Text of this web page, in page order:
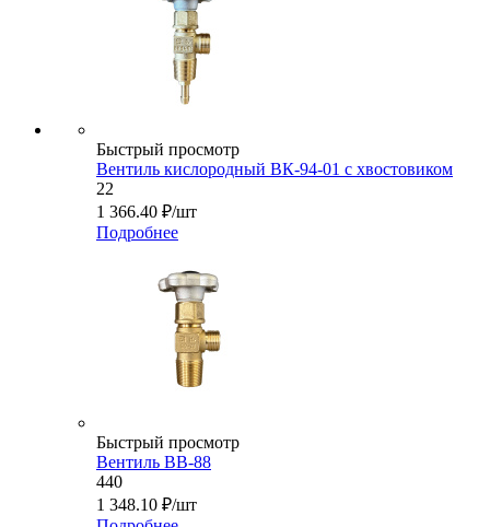
Быстрый просмотр
Вентиль кислородный ВК-94-01 с хвостовиком
22
1 366.40 ₽/шт
Подробнее
Быстрый просмотр
Вентиль ВВ-88
440
1 348.10 ₽/шт